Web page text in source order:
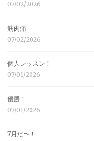
07/02/2026
筋肉痛
07/02/2026
個人レッスン！
07/01/2026
優勝！
07/01/2026
7月だ〜！